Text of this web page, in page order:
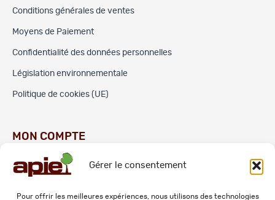
Gérer le consentement
Pour offrir les meilleures expériences, nous utilisons des technologies
Conditions générales de ventes
Moyens de Paiement
Confidentialité des données personnelles
Législation environnementale
Politique de cookies (UE)
MON COMPTE
Commandes
Adresses